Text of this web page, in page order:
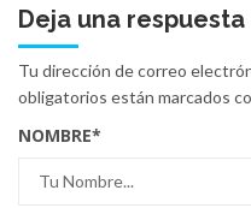
Deja una respuesta
Tu dirección de correo
obligatorios están marcados
NOMBRE*